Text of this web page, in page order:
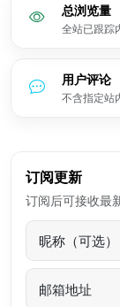
总浏览量
全站已跟踪
用户评论
不含指定站
订阅更新
订阅后可接收最